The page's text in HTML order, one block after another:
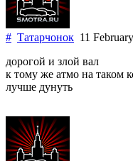
# Татарчонок 11
дорогой и злой вал
к тому же атмо на таком
лучше дунуть